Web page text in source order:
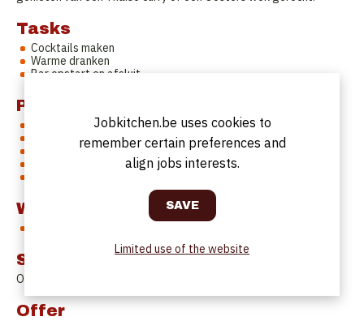
Tasks
Cocktails maken
Warme dranken
Bar opstart en afsluit
Profile
Verzorgd voorkomen
Ervaring in de horeca
Minimum leeftijd 20 jaar
Engels- of Nederlandstalig
Work Schedule
Start date
Onmiddellijk
Offer
Jobkitchen.be uses cookies to
remember certain preferences and
align jobs interests.
Limited use of the website